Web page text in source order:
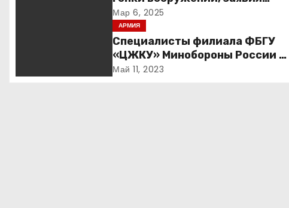
п
пресс-секретарь
Мар 6, 2025
АРМИЯ
Специалисты филиала ФБГУ
«ЦЖКУ» Минобороны России по
ЦВО переведены в режим
Май 11, 2023